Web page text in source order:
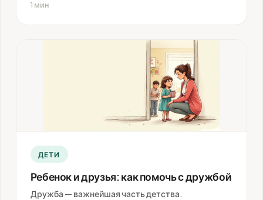
1 мин
ДЕТИ
Ребенок и друзья: как помочь с дружбой
Дружба — важнейшая часть детства.